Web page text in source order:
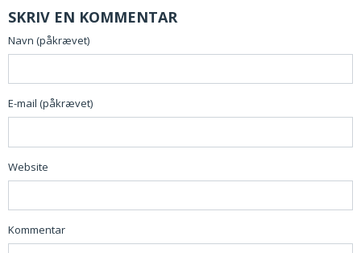
SKRIV EN KOMMENTAR
Navn (påkrævet)
E-mail (påkrævet)
Website
Kommentar